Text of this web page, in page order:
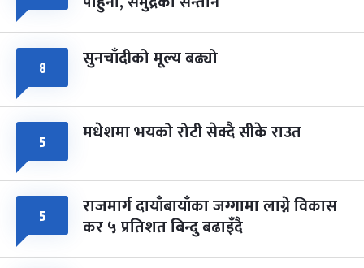
८ सुनचाँदीको मूल्य बढ्यो
५ मधेशमा भयको रोटी सेक्दै सीके राउत
५ राजमार्ग दायाँबायाँका जग्गामा लाग्ने विकास
कर ५ प्रतिशत बिन्दु बढाइँदै